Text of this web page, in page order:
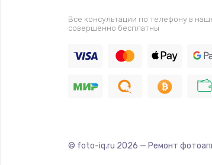
Все консультации по телефону в
совершенно бесплатны
© foto-iq.ru 2026 — Ремонт